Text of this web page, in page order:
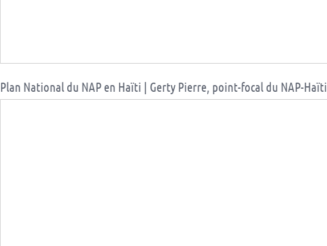
Plan National du NAP en Haïti | Gerty Pierre, point-focal du NAP-Haïti